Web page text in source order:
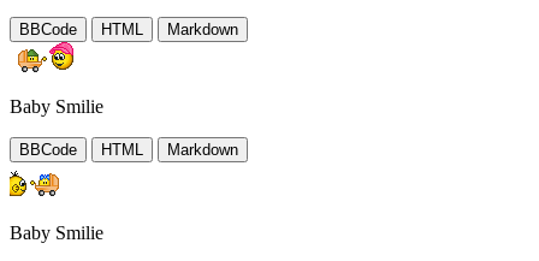
BBCode HTML Markdown
Baby Smilie
BBCode HTML Markdown
Baby Smilie